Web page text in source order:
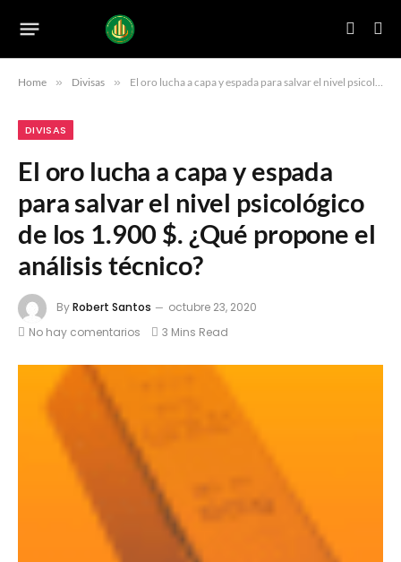
Home » Divisas » El oro lucha a capa y espada para salvar el nivel psicológico de los 1.900 $. ¿Qué propone el análisis técnico?
DIVISAS
El oro lucha a capa y espada
para salvar el nivel psicológico
de los 1.900 $. ¿Qué propone el
análisis técnico?
ByRobert Santos
octubre 23, 2020
No hay comentarios
3 Mins Read